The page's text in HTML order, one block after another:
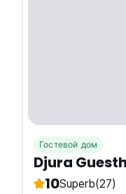
Гостевой дом
Djura
10Superb(27)